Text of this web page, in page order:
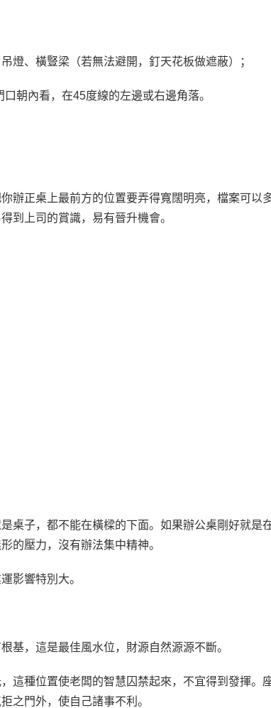
燈、橫豎梁（若無法避開，釘天花板做遮蔽）；
朝內看，在45度線的左邊或右邊角落。
辦正桌上最前方的位置要弄得寬闊明亮，檔案可以
到上司的賞識，易有晉升機會。
桌子，都不能在橫樑的下面。如果辦公桌剛好就是
的壓力，沒有辦法集中精神。
影響特別大。
基，這是最佳風水位，財源自然源源不斷。
這種位置使老闆的智慧囚禁起來，不宜得到發揮。
之門外，使自己諸事不利。